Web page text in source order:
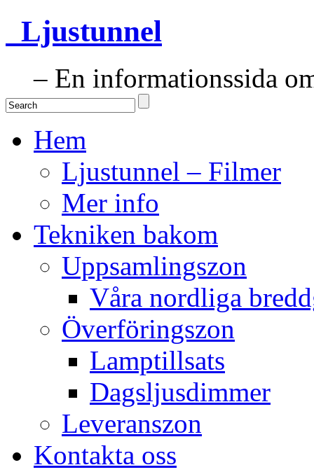
Ljustunnel
– En informationssida
Hem
Ljustunnel – Filmer
Mer info
Tekniken bakom
Uppsamlingszon
Våra nordliga
Överföringszon
Lamptillsats
Dagsljusdimmer
Leveranszon
Kontakta oss